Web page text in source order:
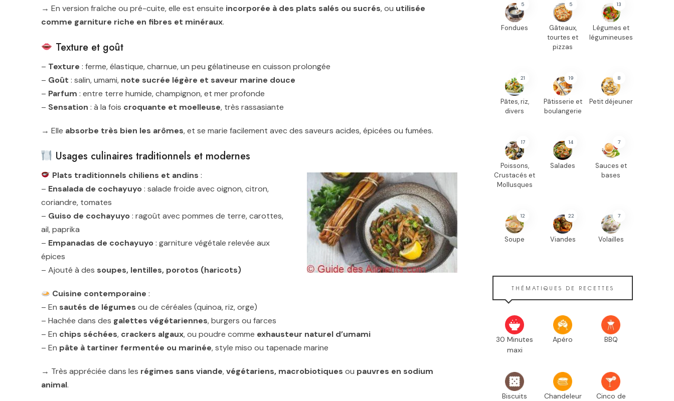
→ En version fraîche ou pré-cuite, elle est ensuite incorporée à des plats salés ou sucrés, ou utilisée
comme garniture riche en fibres et minéraux.
Texture et goût
– Texture : ferme, élastique, charnue, un peu gélatineuse en cuisson prolongée
– Goût : salin, umami, note sucrée légère et saveur marine douce
– Parfum : entre terre humide, champignon, et mer profonde
– Sensation : à la fois croquante et moelleuse, très rassasiante
→ Elle absorbe très bien les arômes, et se marie facilement avec des saveurs acides, épicées ou fumées.
Usages culinaires traditionnels et modernes
Plats traditionnels chiliens et andins :
– Ensalada de cochayuyo: salade froide avec oignon, citron,
coriandre, tomates
– Guiso de cochayuyo: ragoût avec pommes de terre, carottes,
ail, paprika
– Empanadas de cochayuyo: garniture végétale relevée aux
épices
– Ajouté à des soupes, lentilles, porotos (haricots)
Cuisine contemporaine :
– En sautés de légumes ou de céréales (quinoa, riz, orge)
– Hachée dans des galettes végétariennes, burgers ou farces
– En chips séchées, crackers algaux, ou poudre comme exhausteur naturel d’umami
– En pâte à tartiner fermentée ou marinée, style miso ou tapenade marine
→ Très appréciée dans les régimes sans viande,végétariens, macrobiotiques ou pauvres en sodium
animal.
5
Fondues
5
Gâteaux,
tourtes et
pizzas
13
Légumes et
légumineuses
21
Pâtes, riz,
divers
19
Pâtisserie et
boulangerie
8
Petit déjeuner
17
Poissons,
Crustacés et
Mollusques
14
Salades
7
Sauces et
bases
12
Soupe
22
Viandes
7
Volailles
THÉMATIQUES DE RECETTES
30 Minutes
maxi
Apéro BBQ
Biscuits Chandeleur
Cinco de